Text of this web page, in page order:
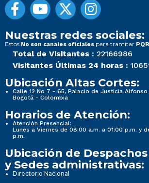
Nuestras redes sociales:
Estos No son canales oficiales para tramitar
Total de Visitantes : 22166986
Visitantes Últimas 24 horas :
Ubicación Altas Cortes:
Calle 12 No 7 - 65, Palacio de Justicia Alfonso
Bogotá - Colombia
Horarios de Atención:
Atención Presencial:
Lunes a Viernes de 08:00 a.m. a 01:00 p.m. y
p.m.
Ubicación de
y Sedes administrativas:
Directorio Nacional